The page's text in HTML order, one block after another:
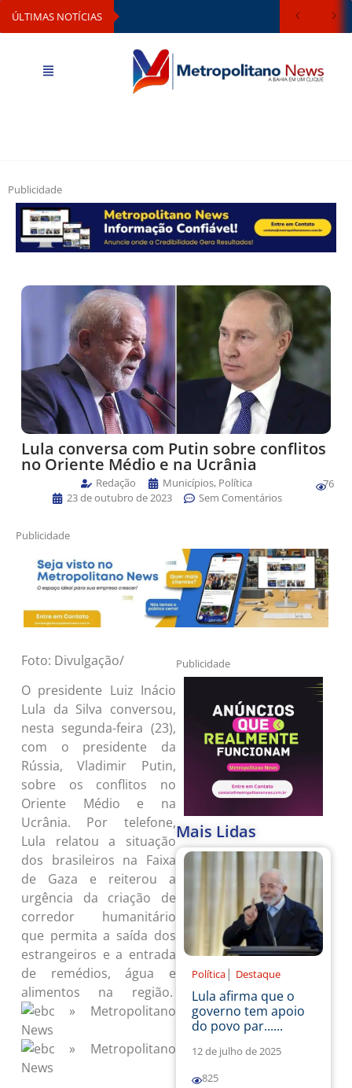
ÚLTIMAS NOTÍCIAS
Publicidade
Lula conversa com Putin sobre conflitos
no Oriente Médio e na Ucrânia
Redação Municípios, Política
23 de outubro de 2023
Sem Comentários
76
Publicidade
Foto: Divulgação/
O presidente Luiz Inácio
Lula da Silva conversou,
nesta segunda-feira (23),
com o presidente da
Rússia, Vladimir Putin,
sobre os conflitos no
Oriente Médio e na
Ucrânia. Por telefone,
Lula relatou a situação
dos brasileiros na Faixa
de Gaza e reiterou a
urgência da criação de
corredor humanitário
que permita a saída dos
estrangeiros e a entrada
de remédios, água e
alimentos na região.
Publicidade
Mais Lidas
Política | Destaque
Lula afirma que o
governo tem apoio
do povo par......
12 de julho de 2025
825